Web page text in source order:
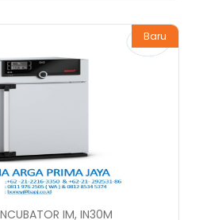
Baru
IM, IN30M